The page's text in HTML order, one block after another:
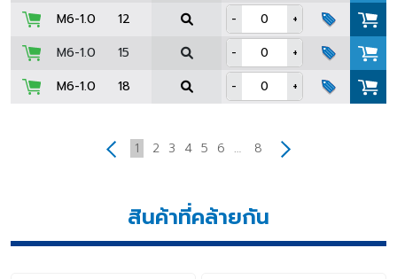
M6-1.0
12 -
+
M6-1.0
15 -
+
M6-1.0
18 - +
1 2 3 4 5 6 … 8
สินค้าที่คล้ายกัน